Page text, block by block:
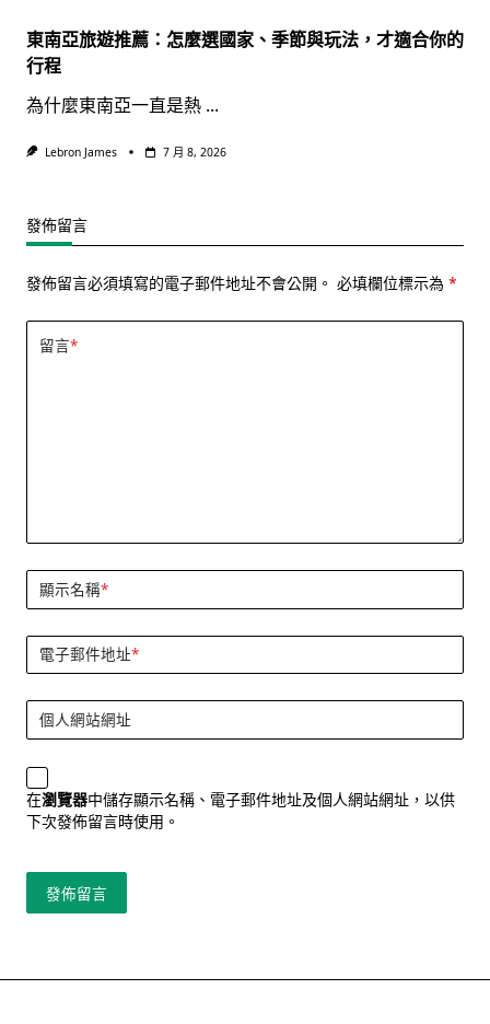
東南亞旅遊推薦：怎麼選國家、季節與玩法，才適合你的
行程
為什麼東南亞一直是熱 ...
Lebron James 7 月 8, 2026
發佈留言
發佈留言必須填寫的電子郵件地址不會公開。 必填欄位標示為 *
留言*
顯示名稱*
電子郵件地址*
個人網站網址
在瀏覽器中儲存顯示名稱、電子郵件地址及個人網站網址，以供
下次發佈留言時使用。